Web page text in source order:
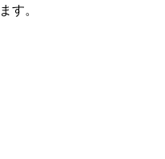
す。